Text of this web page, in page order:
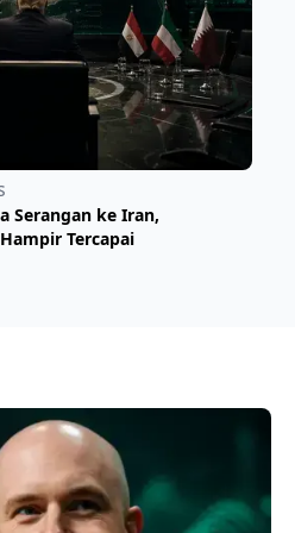
Serangan ke Iran,
Tercapai